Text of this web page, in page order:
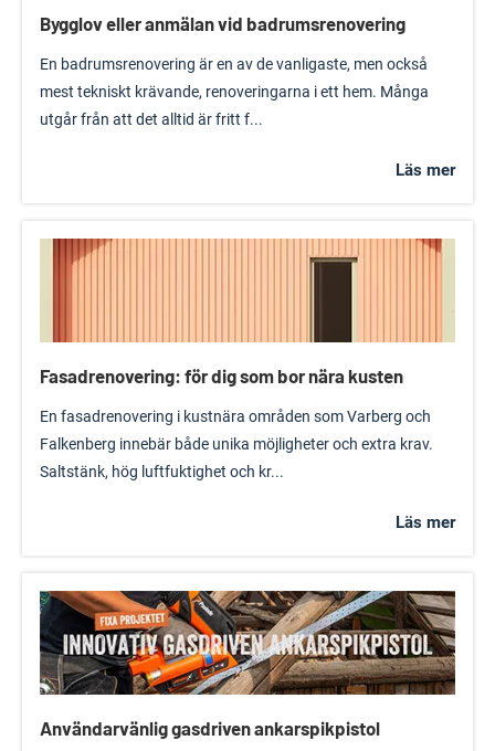
Bygglov eller anmälan vid badrumsrenovering
En badrumsrenovering är en av de vanligaste, men också
mest tekniskt krävande, renoveringarna i ett hem. Många
utgår från att det alltid är fritt f...
Läs mer
Fasadrenovering: för dig som bor nära kusten
En fasadrenovering i kustnära områden som Varberg och
Falkenberg innebär både unika möjligheter och extra krav.
Saltstänk, hög luftfuktighet och kr...
Läs mer
Användarvänlig gasdriven ankarspikpistol